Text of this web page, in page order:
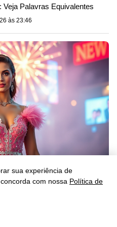
sua experiência de
com nossa Política de
Veja Palavras Equivalentes
às 23:46
o Ano Novo de Rosa?